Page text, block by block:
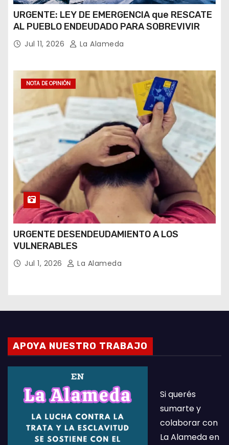
URGENTE: LEY DE EMERGENCIA que RESCATE
AL PUEBLO ENDEUDADO PARA SOBREVIVIR
Jul 11, 2026 La Alameda
NOTA DE OPINIÓN
URGENTE DESENDEUDAMIENTO A LOS
VULNERABLES
Jul 1, 2026 La Alameda
APOYA NUESTRO TRABAJO
Si querés
sumarte y
colaborar con
La Alameda en